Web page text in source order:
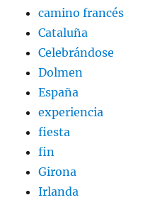
camino francés
Cataluña
Celebrándose
Dolmen
España
experiencia
fiesta
fin
Girona
Irlanda